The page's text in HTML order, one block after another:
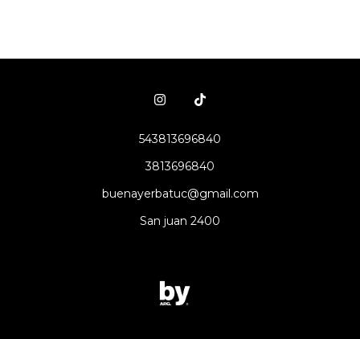
543813696840
3813696840
buenayerbatuc@gmail.com
San juan 2400